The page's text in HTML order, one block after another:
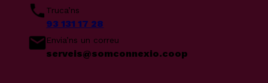
Truca’ns
93 131 17 28
Envia’ns un correu
serveis@somconnexio.coop